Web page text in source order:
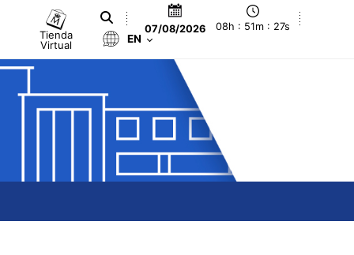
Tienda
Virtual
07/08/2026 08h : 51m : 28s
EN